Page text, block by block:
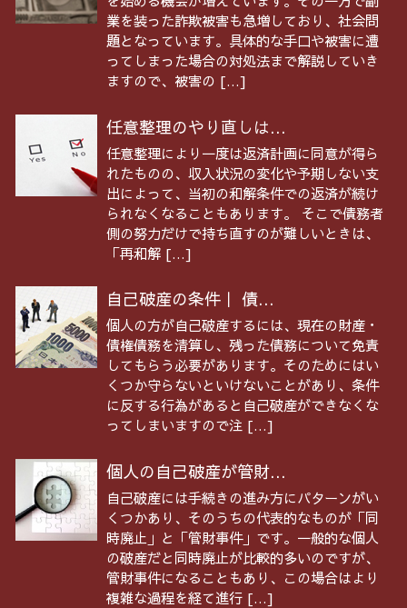
業を装った詐欺被害も急増しており、社会問
題となっています。具体的な手口や被害に遭
ってしまった場合の対処法まで解説していき
ますので、被害の […]
任意整理のやり直しは...
任意整理により一度は返済計画に同意が得ら
れたものの、収入状況の変化や予期しない支
出によって、当初の和解条件での返済が続け
られなくなることもあります。 そこで債務者
側の努力だけで持ち直すのが難しいときは、
「再和解 […]
自己破産の条件｜ 債...
個人の方が自己破産するには、現在の財産・
債権債務を清算し、残った債務について免責
してもらう必要があります。そのためにはい
くつか守らないといけないことがあり、条件
に反する行為があると自己破産ができなくな
ってしまいますので注 […]
個人の自己破産が管財...
自己破産には手続きの進み方にパターンがい
くつかあり、そのうちの代表的なものが「同
時廃止」と「管財事件」です。一般的な個人
の破産だと同時廃止が比較的多いのですが、
管財事件になることもあり、この場合はより
複雑な過程を経て進行 […]